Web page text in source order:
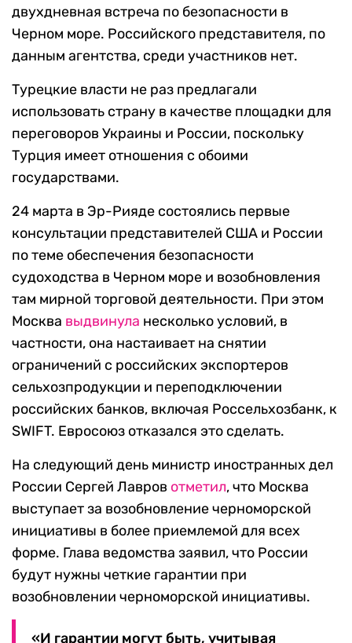
двухдневная встреча по безопасности в
Черном море. Российского представителя, по
данным агентства, среди участников нет.
Турецкие власти не раз предлагали
использовать страну в качестве площадки для
переговоров Украины и России, поскольку
Турция имеет отношения с обоими
государствами.
24 марта в Эр-Рияде состоялись первые
консультации представителей США и России
по теме обеспечения безопасности
судоходства в Черном море и возобновления
там мирной торговой деятельности. При этом
Москва выдвинула несколько условий, в
частности, она настаивает на снятии
ограничений с российских экспортеров
сельхозпродукции и переподключении
российских банков, включая Россельхозбанк, к
SWIFT. Евросоюз отказался это сделать.
На следующий день министр иностранных дел
России Сергей Лавров отметил, что Москва
выступает за возобновление черноморской
инициативы в более приемлемой для всех
форме. Глава ведомства заявил, что России
будут нужны четкие гарантии при
возобновлении черноморской инициативы.
«И гарантии могут быть, учитывая